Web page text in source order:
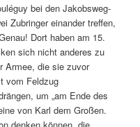
bei den Jakobsweg-
Zubringer einander treffen,
Dort haben am 15.
sich nicht anderes zu
Armee, die sie zuvor
vom Feldzug
um „am Ende des
von Karl dem Großen.
denken können, die